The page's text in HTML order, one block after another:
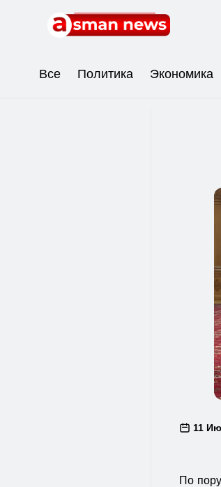
Все Политика Экономика
11
По